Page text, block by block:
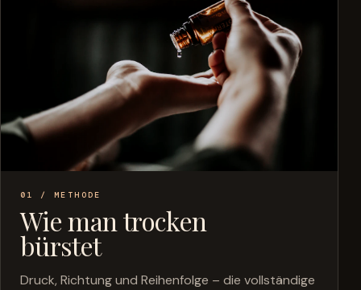
01 / METHODE
Wie man trocken
bürstet
Druck, Richtung und Reihenfolge – die vollständige